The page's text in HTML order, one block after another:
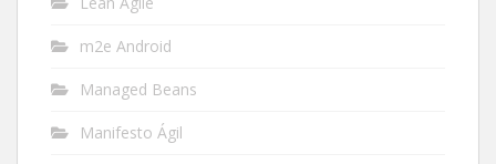
m2e Android
Managed Beans
Manifesto Ágil